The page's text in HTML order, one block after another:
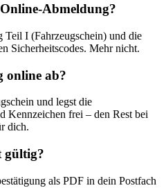
Abmeldung?
Teil I (Fahrzeugschein) und die
Sicherheitscodes. Mehr nicht.
online ab?
und legst die
Kennzeichen frei – den Rest bei
dich.
gültig?
als PDF in dein Postfach